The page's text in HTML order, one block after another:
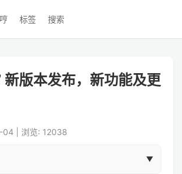
标签 搜索
版本发布，新功能及更
| 浏览: 12038